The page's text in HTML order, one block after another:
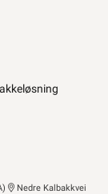
Nedre Kalbakkvei